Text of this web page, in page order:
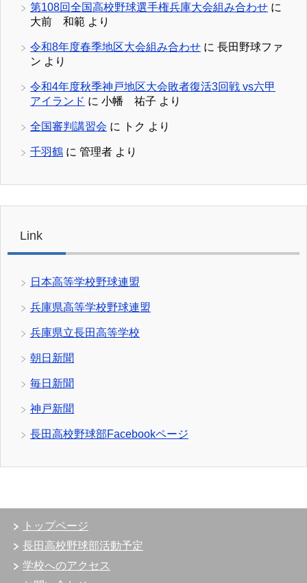
第108回全国高校野球選手権兵庫大会組み合わせ に
大前 和範 より
令和8年度春季地区大会組み合わせ に 長田野球ファ
ン より
令和4年度秋季神戸地区大会敗者復活3回戦 vs六甲
アイランド に 小幡 祐子 より
全国審判講習会 に トク より
千羽鶴 に 管理者 より
Link
日本高等学校野球連盟
兵庫県高等学校野球連盟
兵庫県立長田高等学校
朝日新聞
毎日新聞
神戸新聞
長田高校野球部Facebookページ
トップページ
長田高校野球部活動予定
学校へのアクセス